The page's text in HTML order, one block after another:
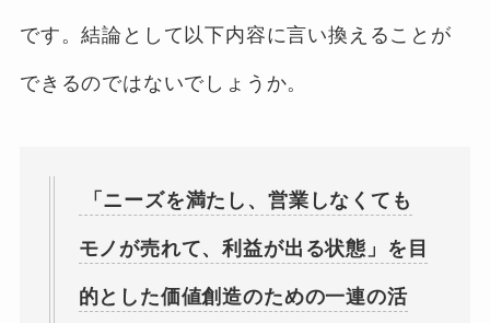
です。結論として以下内容に言い換えることが
できるのではないでしょうか。
「ニーズを満たし、営業しなくても
モノが売れて、利益が出る状態」を目
的とした価値創造のための一連の活